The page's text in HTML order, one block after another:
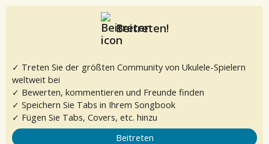
Beitreten!
✓ Treten Sie der größten Community von Ukulele-Spielern
weltweit bei
✓ Bewerten, kommentieren und Freunde finden
✓ Speichern Sie Tabs in Ihrem Songbook
✓ Fügen Sie Tabs, Covers, etc. hinzu
Beitreten